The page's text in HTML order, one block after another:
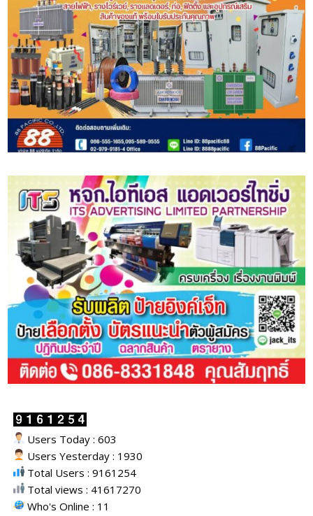
Users Today : 603
Users Yesterday : 1930
Total Users : 9161254
Total views : 41617270
Who's Online : 11